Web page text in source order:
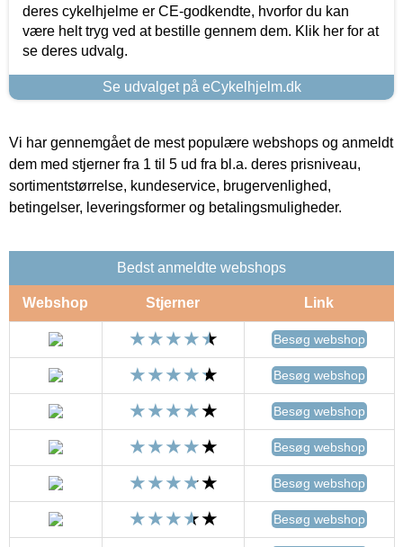
deres cykelhjelme er CE-godkendte, hvorfor du kan
være helt tryg ved at bestille gennem dem. Klik her for at
se deres udvalg.
Se udvalget på eCykelhjelm.dk
Vi har gennemgået de mest populære webshops og anmeldt
dem med stjerner fra 1 til 5 ud fra bl.a. deres prisniveau,
sortimentstørrelse, kundeservice, brugervenlighed,
betingelser, leveringsformer og betalingsmuligheder.
Bedst anmeldte webshops
Webshop Stjerner Link
Besøg webshop
Besøg webshop
Besøg webshop
Besøg webshop
Besøg webshop
Besøg webshop